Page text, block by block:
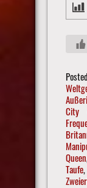
City
Queen
Taufe,